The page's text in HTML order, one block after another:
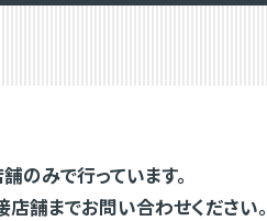
のみで行っています。
舗までお問い合わせください。